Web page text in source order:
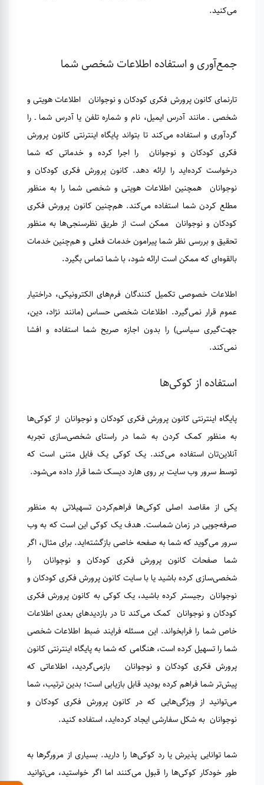
می‌کنید.
جمع‌آوری و استفاده اطلاعات شخصی شما
تارنمای کانون پرورش فکری کودکان و نوجوانان اطلاعات هویتی و
شخصی ـ مانند آدرس ایمیل، نام و شماره تلفن یا آدرس شما ـ را
گردآوری و استفاده می‌کند تا بتواند پایگاه اینترنتی کانون پرورش
فکری کودکان و نوجوانان را اجرا کرده و خدماتی که شما
درخواست کرده‌اید را ارائه دهد. کانون پرورش فکری کودکان و
نوجوانان همچنین اطلاعات هویتی و شخصی شما را به منظور
مطلع کردن شما استفاده می‌کند. هم‌چنین کانون پرورش فکری
کودکان و نوجوانان ممکن است از طریق نظرسنجی‌ها به منظور
تحقیق و بررسی نظر شما پیرامون خدمات فعلی و هم‌چنین خدمات
بالقوه‌ای که ممکن است ارائه شود، با شما تماس بگیرد.
اطلاعات خصوصی تکمیل کنندگان فرم‌های الکترونیکی، دراختیار
عموم قرار نمی‌گیرد. اطلاعات شخصی حساس (مانند نژاد، دین،
جهت‌گیری سیاسی) را بدون اجازه صریح شما استفاده و افشا
نمی‌کند.
استفاده از کوکی‌ها
پایگاه اینترنتی کانون پرورش فکری کودکان و نوجوانان از کوکی‌ها
به منظور کمک کردن به شما در راستای شخصی‌سازی تجربه
آنلاین‌تان استفاده می‌کند. یک کوکی یک فایل متنی است که
توسط سرور وب‌ سایت بر روی هارد دیسک شما قرار داده می‌شود.
یکی از مقاصد اصلی کوکی‌ها فراهم‌کردن تسهیلاتی به منظور
صرفه‌جویی در زمان شماست. هدف یک کوکی این است که به وب
سرور می‌گوید که شما به صفحه خاصی بازگشته‌اید. برای مثال، اگر
شما صفحات کانون پرورش فکری کودکان و نوجوانان را
شخصی‌سازی کرده باشید یا با سایت کانون پرورش فکری کودکان و
نوجوانان رجیستر کرده باشید، یک کوکی به کانون پرورش فکری
کودکان و نوجوانان کمک می‌کند تا در بازدیدهای بعدی اطلاعات
خاص شما را فرابخواند. این مسئله فرایند ضبط اطلاعات شخصی
شما را تسهیل کرده است، هنگامی که شما به پایگاه اینترنتی کانون
پرورش فکری کودکان و نوجوانان بازمی‌گردید، اطلاعاتی که
پیش‌تر شما فراهم کرده بودید قابل بازیابی است؛ بدین ترتیب، شما
می‌توانید از ویژگی‌هایی که در کانون پرورش فکری کودکان و
نوجوانان به شکل سفارشی ایجاد کرده‌اید، استفاده کنید.
شما توانایی پذیرش یا رد کوکی‌ها را دارید. بسیاری از مرورگرها به
طور خودکار کوکی‌ها را قبول می‌کنند اما اگر خواستید، می‌توانید